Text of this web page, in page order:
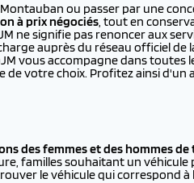
Montauban ou passer par une
à prix négociés, tout en
ne signifie pas renoncer aux
auprès du réseau officiel de
vous accompagne dans toutes
de votre choix. Profitez ainsi
des femmes et des hommes
familles souhaitant un
le véhicule qui correspond à